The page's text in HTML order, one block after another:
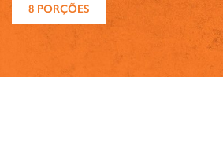
8 PORÇÕES